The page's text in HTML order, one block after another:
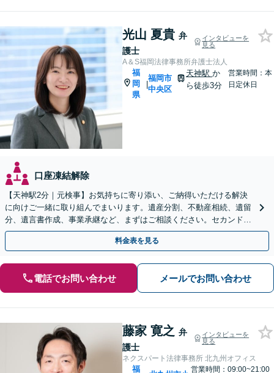
光山 夏貴 弁
護士
インタビューを
見る
A＆S福岡法律事務所弁護士法人
福
岡
県
|
福岡市
中央区
天神駅 か
ら徒歩3分
営業時間：本
日定休日
口座凍結解除
【天神駅2分｜元検事】お気持ちに寄り添い、ご納得いただける解決
に向けご一緒に取り組んでまいります。遺産分割、不動産相続、遺留
分、遺言書作成、事業承継など、まずはご相談ください。セカンドオ
ピニオン可【休日・夜間相談可｜出張相談＆WEB面談可】
料金表を見る
電話でお問い合わせ メールでお問い合わせ
藤家 寛之 弁
護士
インタビューを
見る
ネクスパート法律事務所 北九州オフィス
福 営業時間：09:00~21:00